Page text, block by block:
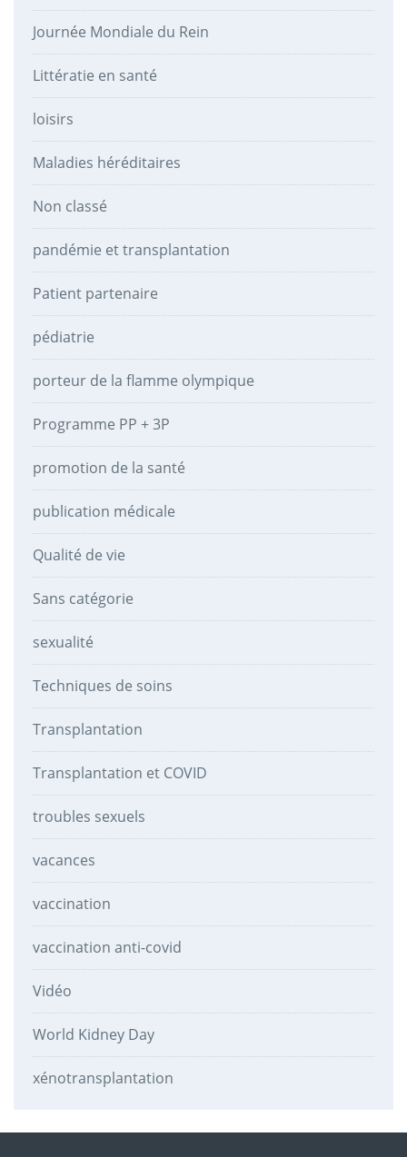
Journée Mondiale du Rein
Littératie en santé
loisirs
Maladies héréditaires
Non classé
pandémie et transplantation
Patient partenaire
pédiatrie
porteur de la flamme olympique
Programme PP + 3P
promotion de la santé
publication médicale
Qualité de vie
Sans catégorie
sexualité
Techniques de soins
Transplantation
Transplantation et COVID
troubles sexuels
vacances
vaccination
vaccination anti-covid
Vidéo
World Kidney Day
xénotransplantation